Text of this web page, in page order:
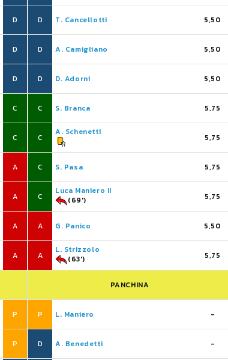
D
D
D
C
C
A
A
A
A
P
P
D T. Cancellotti 5,50
D A. Camigliano 5,50
D D. Adorni 5,50
C S. Branca 5,75
C
A. Schenetti
5,75
C S. Pasa 5,75
C
Luca Maniero II
(69')
5,75
A G. Panico 5,50
A
L. Strizzolo
(63')
5,75
PANCHINA
P L. Maniero -
D A. Benedetti -